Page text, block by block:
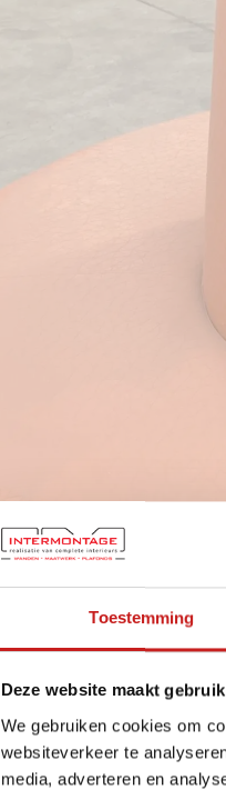
Toestemming
Deze website maakt
We gebruiken cookies om
websiteverkeer te
media, adverteren en